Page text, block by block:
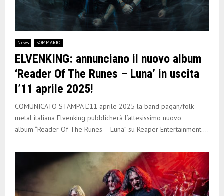
News SOMMARIO
ELVENKING: annunciano il nuovo album
‘Reader Of The Runes – Luna’ in uscita
l’11 aprile 2025!
COMUNICATO STAMPA L’11 aprile 2025 la band pagan/folk
metal italiana Elvenking pubblicherà l’attesissimo nuovo
album “Reader Of The Runes – Luna” su Reaper Entertainment....